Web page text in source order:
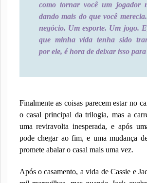
como tornar você um jogador
dando mais do que você
negócio. Um esporte. Um jogo.
que minha vida tenha sido
por ele, é hora de deixar isso
Finalmente as coisas parecem estar no
o casal principal da trilogia, mas a
uma reviravolta inesperada, e após
pode chegar ao fim, e uma mudança
promete abalar o casal mais uma vez.
Após o casamento, a vida de Cassie e